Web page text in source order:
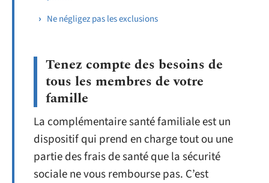
Ne négligez pas les exclusions
Tenez compte des besoins de
tous les membres de votre
famille
La complémentaire santé familiale est un
dispositif qui prend en charge tout ou une
partie des frais de santé que la sécurité
sociale ne vous rembourse pas. C’est